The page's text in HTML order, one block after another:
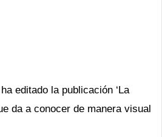
editado la publicación ‘La
da a conocer de manera visual